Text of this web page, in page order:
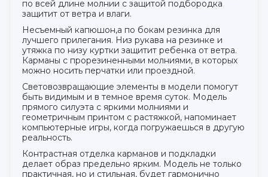
по всей длине молнии с защитой подбородка
защитит от ветра и влаги.
Несъемный капюшон,а по бокам резинка для
лучшего прилегания. Низ рукава на резинке и
утяжка по низу куртки защитит ребенка от ветра.
Карманы с прорезиненными молниями, в которых
можно носить перчатки или проездной.
Световозвращающие элементы в модели помогут
быть видимым и в темное время суток. Модель
прямого силуэта с яркими молниями и
геометричным принтом с растяжкой, напоминает
компьютерные игры, когда погружаешься в другую
реальность.
Контрастная отделка карманов и подкладки
делает образ предельно ярким. Модель не только
практичная, но и стильная, будет гармонично